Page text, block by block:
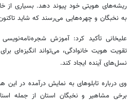
ریشه‌های هویتی خود پیوند دهد. بسیاری از
به نخبگان و چهره‌هایی می‌رسند که شاید
علیخانی تأکید کرد: آموزش
تقویت هویت خانوادگی، می‌تواند انگیزه‌ای
نسل‌های آینده ایجاد کند.
وی درباره تابلوهای به نمایش درآمده در
برخی مشاهیر و نخبگان استان از جمله